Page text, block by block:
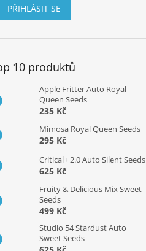
PŘIHLÁSIT SE
10 produktů
Apple Fritter Auto Royal
Queen Seeds
235 Kč
Mimosa Royal Queen Seeds
295 Kč
Critical+ 2.0 Auto Silent Seeds
625 Kč
Fruity & Delicious Mix Sweet
Seeds
499 Kč
Studio 54 Stardust Auto
Sweet Seeds